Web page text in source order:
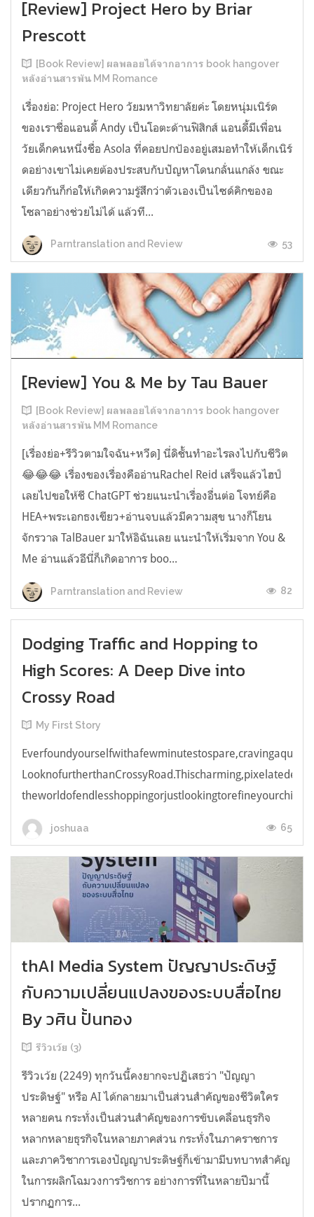
[Review] Project Hero by Briar
Prescott
[Book Review] ผลพลอยได้จากอาการ book hangover
หลังอ่านสารพัน MM Romance
เรื่องย่อ: Project Hero วัยมหาวิทยาลัยค่ะ โดยหนุ่มเนิร์ด
ของเราชื่อแอนดี้ Andy เป็นโอตะด้านฟิสิกส์ แอนดี้มีเพื่อน
วัยเด็กคนหนึ่งชื่อ Asola ที่คอยปกป้องอยู่เสมอทำให้เด็กเนิร์
ดอย่างเขาไม่เคยต้องประสบกับปัญหาโดนกลั่นแกล้ง ขณะ
เดียวกันก็ก่อให้เกิดความรู้สึกว่าตัวเองเป็นไซด์คิกของอ
โซลาอย่างช่วยไม่ได้ แล้วที...
Parntranslation and Review 53
[Review] You & Me by Tau Bauer
[Book Review] ผลพลอยได้จากอาการ book hangover
หลังอ่านสารพัน MM Romance
[เรื่องย่อ+รีวิวตามใจฉัน+หวีด] นี่ดิชั้นทำอะไรลงไปกับชีวิต
😂😂😂 เรื่องของเรื่องคืออ่านRachel Reid เสร็จแล้วไฮป์
เลยไปขอให้ชี ChatGPT ช่วยแนะนำเรื่องอื่นต่อ โจทย์คือ
HEA+พระเอกธงเขียว+อ่านจบแล้วมีความสุข นางก็โยน
จักรวาล TalBauer มาให้อิฉันเลย แนะนำให้เริ่มจาก You &
Me อ่านแล้วอีนี่ก็เกิดอาการ boo...
Parntranslation and Review 82
Dodging Traffic and Hopping to
High Scores: A Deep Dive into
Crossy Road
My First Story
joshuaa 65
thAI Media System ปัญญาประดิษฐ์
กับความเปลี่ยนแปลงของระบบสื่อไทย
By วศิน ปั้นทอง
รีวิวเว้ย (3)
รีวิวเว้ย (2249) ทุกวันนี้คงยากจะปฏิเสธว่า "ปัญญา
ประดิษฐ์" หรือ AI ได้กลายมาเป็นส่วนสำคัญของชีวิตใคร
หลายคน กระทั่งเป็นส่วนสำคัญของการขับเคลื่อนธุรกิจ
หลากหลายธุรกิจในหลายภาคส่วน กระทั่งในภาคราชการ
และภาควิชาการเองปัญญาประดิษฐ์ก็เข้ามามีบทบาทสำคัญ
ในการผลิกโฉมวงการวิชการ อย่างการที่ในหลายปีมานี้
ปรากฏการ...